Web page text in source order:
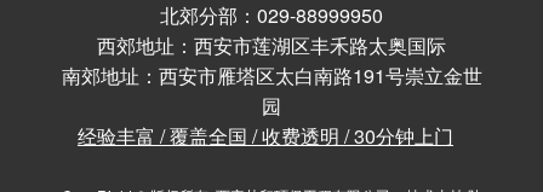
北郊分部：029-88999950
西郊地址：西安市莲湖区丰禾路太奥国际
南郊地址：西安市雁塔区太白南路191号崇立金世
园
经验丰富 / 覆盖全国 / 收费透明 / 30分钟上门